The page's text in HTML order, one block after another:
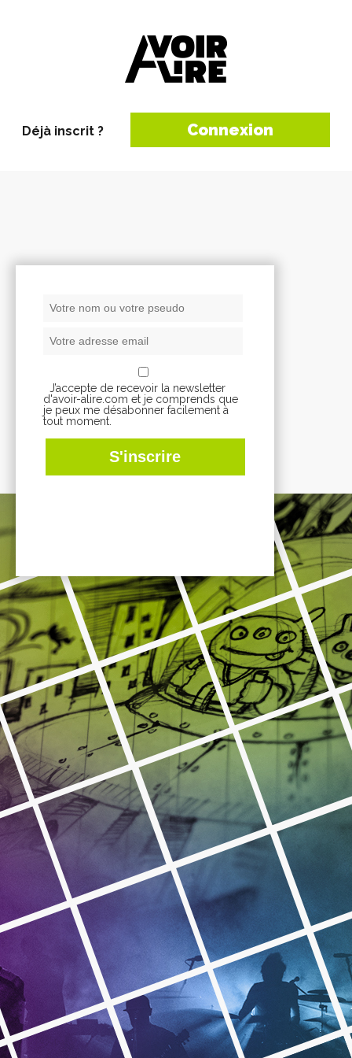
Déjà inscrit ? Connexion
J’accepte de recevoir la newsletter
d'avoir-alire.com et je comprends que
je peux me désabonner facilement à
tout moment.